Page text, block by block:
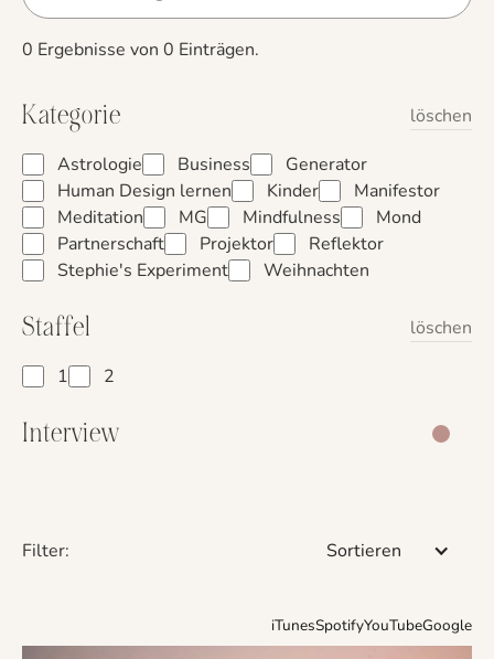
0 Ergebnisse von 0 Einträgen.
Kategorie löschen
Astrologie Business
Generator
Human Design lernen
Kinder
Manifestor
Meditation
MG Mindfulness
Mond
Partnerschaft
Projektor
Reflektor
Stephie's Experiment
Weihnachten
Staffel löschen
1 2
Interview
Filter: Sortieren
iTunesSpotifyYouTubeGoogle